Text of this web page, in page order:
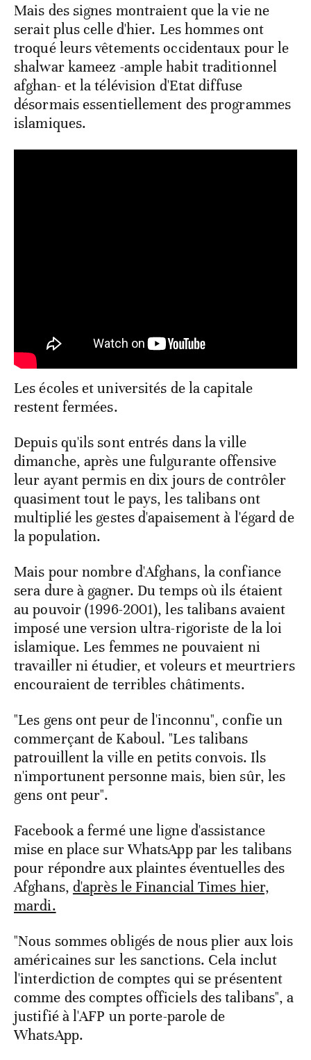
Mais des signes montraient que la vie ne
serait plus celle d'hier. Les hommes ont
troqué leurs vêtements occidentaux pour le
shalwar kameez -ample habit traditionnel
afghan- et la télévision d'Etat diffuse
désormais essentiellement des programmes
islamiques.
Les écoles et universités de la capitale
restent fermées.
Depuis qu'ils sont entrés dans la ville
dimanche, après une fulgurante offensive
leur ayant permis en dix jours de contrôler
quasiment tout le pays, les talibans ont
multiplié les gestes d'apaisement à l'égard de
la population.
Mais pour nombre d'Afghans, la confiance
sera dure à gagner. Du temps où ils étaient
au pouvoir (1996-2001), les talibans avaient
imposé une version ultra-rigoriste de la loi
islamique. Les femmes ne pouvaient ni
travailler ni étudier, et voleurs et meurtriers
encouraient de terribles châtiments.
"Les gens ont peur de l'inconnu", confie un
commerçant de Kaboul. "Les talibans
patrouillent la ville en petits convois. Ils
n'importunent personne mais, bien sûr, les
gens ont peur".
Facebook a fermé une ligne d'assistance
mise en place sur WhatsApp par les talibans
pour répondre aux plaintes éventuelles des
Afghans, d'après le Financial Times hier,
mardi.
"Nous sommes obligés de nous plier aux lois
américaines sur les sanctions. Cela inclut
l'interdiction de comptes qui se présentent
comme des comptes officiels des talibans", a
justifié à l'AFP un porte-parole de
WhatsApp.